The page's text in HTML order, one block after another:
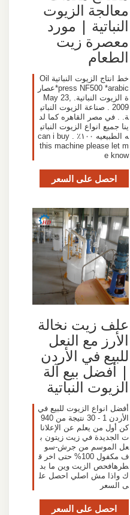
معالجة الزيوت
النباتية | مورد
معصرة زيت
الطعام
خط انتاج الزيوت النباتية Oil
press NF500 *arabic*عصار
ة الزيوت النباتية. May 23,
2009 . صناعة الزيوت النباتي
ة. . في مصر القاهره كما لد
ينا جميع انواع الزيوت النباتي
ه الطبيعيه ١٠٠٪ . can i buy
this machine please let m
e know
احصل على السعر
علف زيت نخالة
الأرز مع النعل
للبيع في الأردن
| أفضل بيع آلة
الزيوت النباتية
أفضل انواع الزيوت للبيع في
الأردن 1 - 30 نتيجة من 940
كن أول من يعلم عن الإعلانا
ت الجديدة في زيت زيتون ب
عل الموسم من جرش-سو
ف مكفول 100% حتى اخر ق
طرهافحص الزيت وين ما بد
ك واذا مش اصلي احصل عل
ى السعر
احصل على السعر